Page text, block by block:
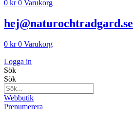
0 kr 0 Varukorg
hej@naturochtradgard.se
0 kr 0 Varukorg
Logga in
Sök
Sök
Webbutik
Prenumerera